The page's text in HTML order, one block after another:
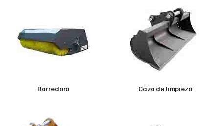
Barredora Cazo de limpieza